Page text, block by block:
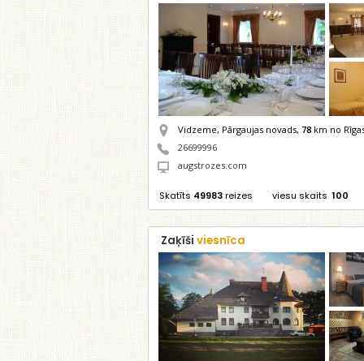
Vidzeme, Pārgaujas novads, 78 km no
26699996
augstrozes.com
Skatīts 49983reizes viesu skaits 100
Zaķīši viesnīca